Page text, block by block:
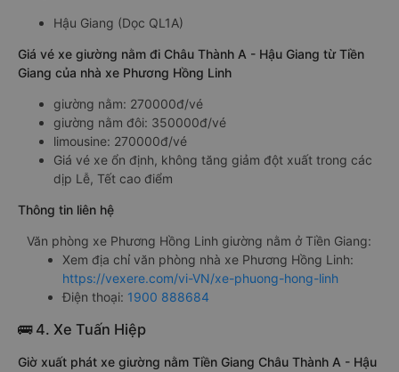
Hậu Giang (Dọc QL1A)
Giá vé xe giường nằm đi Châu Thành A - Hậu Giang từ Tiền
Giang của nhà xe Phương Hồng Linh
giường nằm: 270000đ/vé
giường nằm đôi: 350000đ/vé
limousine: 270000đ/vé
Giá vé xe ổn định, không tăng giảm đột xuất trong các
dịp Lễ, Tết cao điểm
Thông tin liên hệ
Văn phòng xe Phương Hồng Linh giường nằm ở Tiền Giang:
Xem địa chỉ văn phòng nhà xe Phương Hồng Linh:
https://vexere.com/vi-VN/xe-phuong-hong-linh
Điện thoại: 1900 888684
🚌 4. Xe Tuấn Hiệp
Giờ xuất phát xe giường nằm Tiền Giang Châu Thành A - Hậu